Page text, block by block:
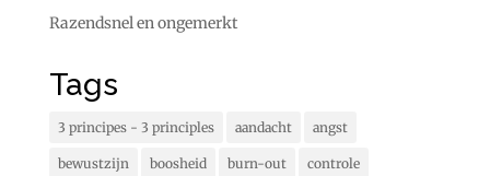
Razendsnel en ongemerkt
Tags
3 principes - 3 principles aandacht angst
bewustzijn boosheid burn-out controle